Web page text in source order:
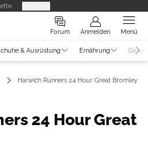
Forum Anmelden Menü
& Ausrüstung Ernährung
Harwich Runners 24 Hour Great Bromley
24 Hour Great